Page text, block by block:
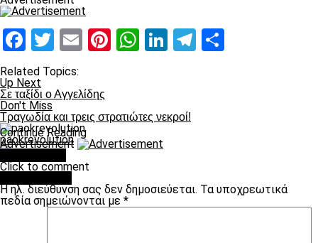
Facebook
Twitter
EmailPinterest
WhatsApp
LinkedIn
Telegram
Related Topics:
Up Next
Σε ταξίδι ο Αγγελίδης
Don't Miss
Τραγωδία και τρεις στρατιώτες νεκροί!
paokrevolution
Continue Reading
Advertisement
Click to comment
Η ηλ. διεύθυνση σας δεν δημοσιεύεται. Τα υποχρεωτικά
πεδία σημειώνονται με *